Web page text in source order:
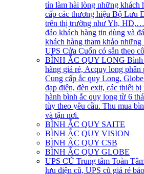
tín làm hài lòng những khách
cấp các thương hiệu Bộ Lưu
trên thị trường như Yh,
đảo khách hàng tin dùng và
khách hàng tham khảo
UPS Cửa Cuốn có sẵn theo
BÌNH ẮC QUY LONG
hãng giá rẻ, Acquy long phân
Cung cấp ắc quy Long,
đạp điện, đèn exit, các thiết
hành bình ắc quy long từ 6
tùy theo yêu cầu. Thu mua
và tận nơi.
BÌNH ẮC QUY SAITE
BÌNH ẮC QUY VISION
BÌNH ẮC QUY CSB
BÌNH ẮC QUY GLOBE
UPS CŨ Trung tâm Toàn
lưu điện cũ, UPS cũ giá rẻ